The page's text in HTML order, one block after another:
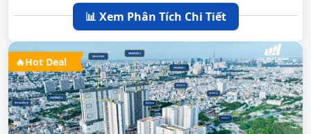
📊 Xem Phân Tích Chi Tiết
🔥Hot Deal